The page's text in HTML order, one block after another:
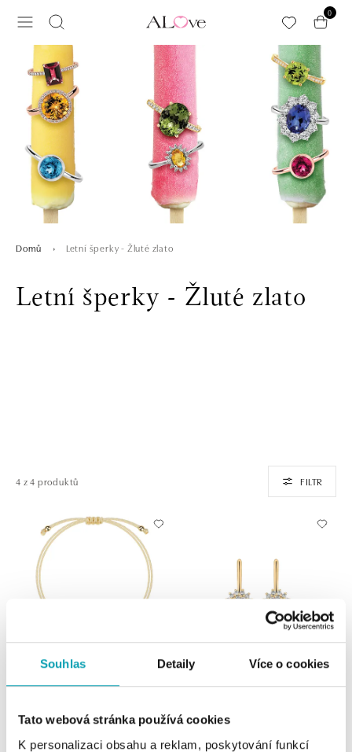
Souhlas Detaily Více o cookies
Tato webová stránka používá cookies
K personalizaci obsahu a reklam, poskytování funkcí
0
Domů Letní šperky - Žluté zlato
Letní šperky - Žluté zlato
4 z 4 produktů FILTR
Náramek s diamantem Little
od 8 915 Kč
Náušnice s diamanty Midnight Sun
od 47 661 Kč